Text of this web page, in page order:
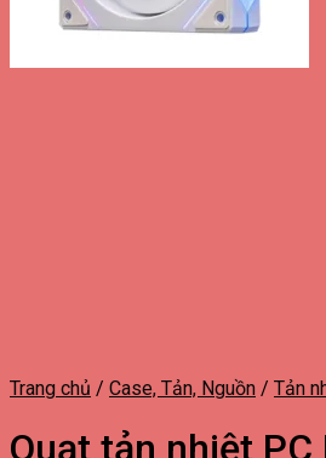
Trang chủ / Case, Tản, Nguồn / Tản